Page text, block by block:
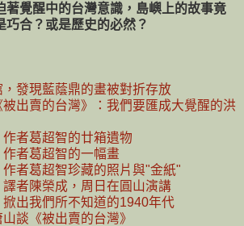
著覺醒中的台灣意識，島嶼上的故事竟
巧合？或是歷史的必然？
發現藍蔭鼎的畫被對折存放
出賣的台灣》：我們要匯成大覺醒的洪
作者葛超智的廿箱遺物
作者葛超智的一幅畫
作者葛超智珍藏的照片與"金紙"
譯者陳榮成，周日在圓山演講
掀出我們所不知道的1940年代
談《被出賣的台灣》